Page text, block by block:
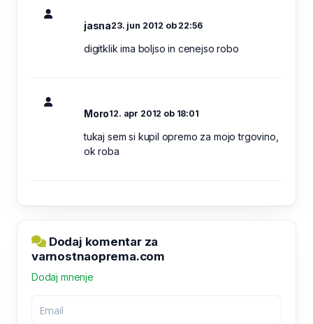
jasna23. jun 2012 ob 22:56
digitklik ima boljso in cenejso robo
Moro12. apr 2012 ob 18:01
tukaj sem si kupil opremo za mojo trgovino,
ok roba
Dodaj komentar za
varnostnaoprema.com
Dodaj mnenje